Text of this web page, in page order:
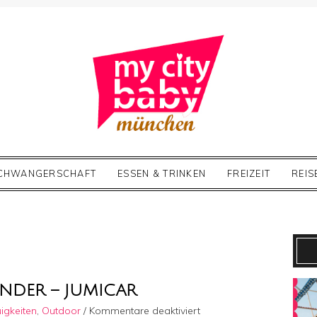
ESSEN & TRINKEN FREIZEIT
– JUMICAR
, Outdoor / Kommentare deaktiviertfür